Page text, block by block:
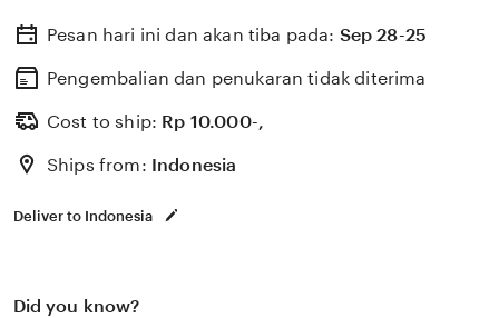
gem kuliner langsung
Pesan hari ini dan akan tiba pada: Sep 28-25
Pengembalian dan penukaran tidak diterima
Cost to ship: Rp 10.000-,
Ships from: Indonesia
Deliver to Indonesia
Did you know?